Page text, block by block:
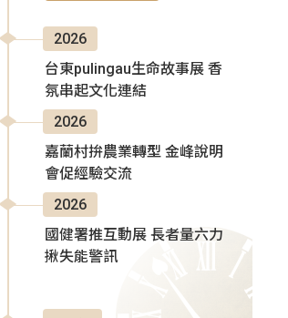
2026
台東pulingau生命故事展 香
氛串起文化連結
2026
嘉蘭村拚農業轉型 金峰說明
會促經驗交流
2026
國健署推互動展 長者量六力
揪失能警訊